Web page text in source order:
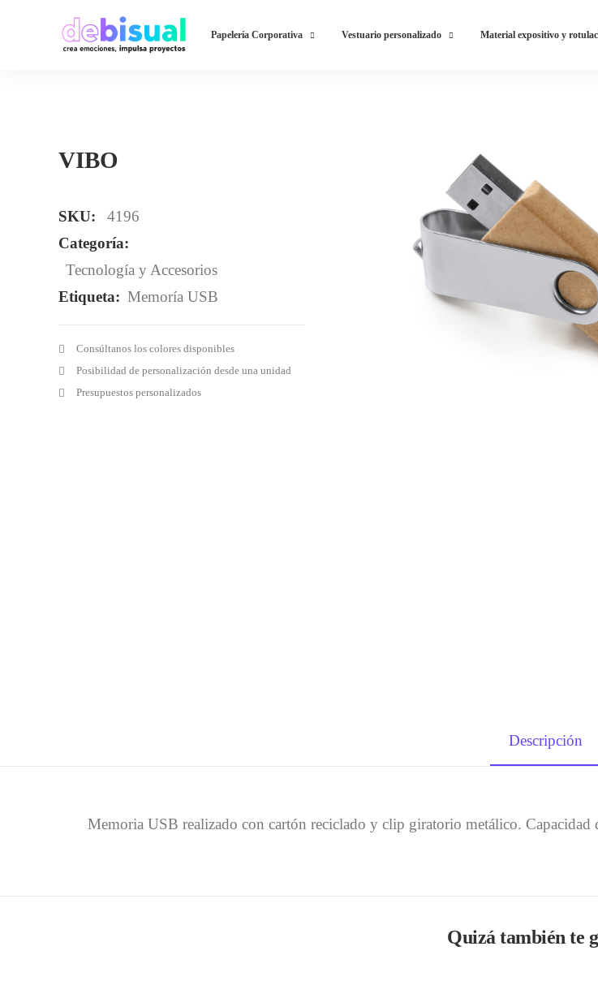
Papelería Corporativa Vestuario personalizado Material expositivo y
VIBO
SKU:
4196
Categoría:
Tecnología y Accesorios
Etiqueta: Memoría USB
Consúltanos los colores disponibles
Posibilidad de personalización desde una unidad
Presupuestos personalizados
Descripción
Memoria USB realizado con cartón reciclado y clip giratorio metálico. Capacidad
Quizá también te